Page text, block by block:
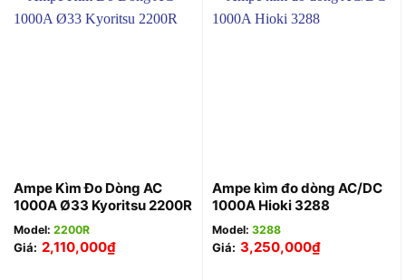
Ampe Kìm Đo Dòng AC
1000A Ø33 Kyoritsu 2200R
Model: 2200R
Giá: 2,110,000₫
Ampe kìm đo dòng AC/DC
1000A Hioki 3288
Model: 3288
Giá: 3,250,000₫